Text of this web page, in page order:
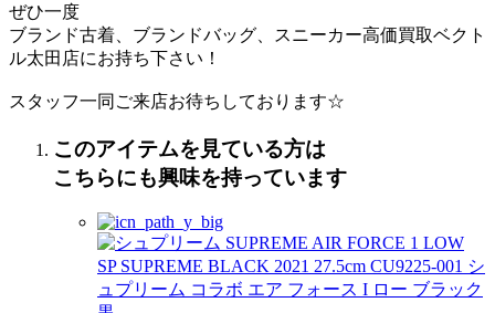
ぜひ一度
ブランド古着、ブランドバッグ、スニーカー高価買取ベクト
ル太田店にお持ち下さい！
スタッフ一同ご来店お待ちしております☆
このアイテムを見ている方は
こちらにも興味を持っています